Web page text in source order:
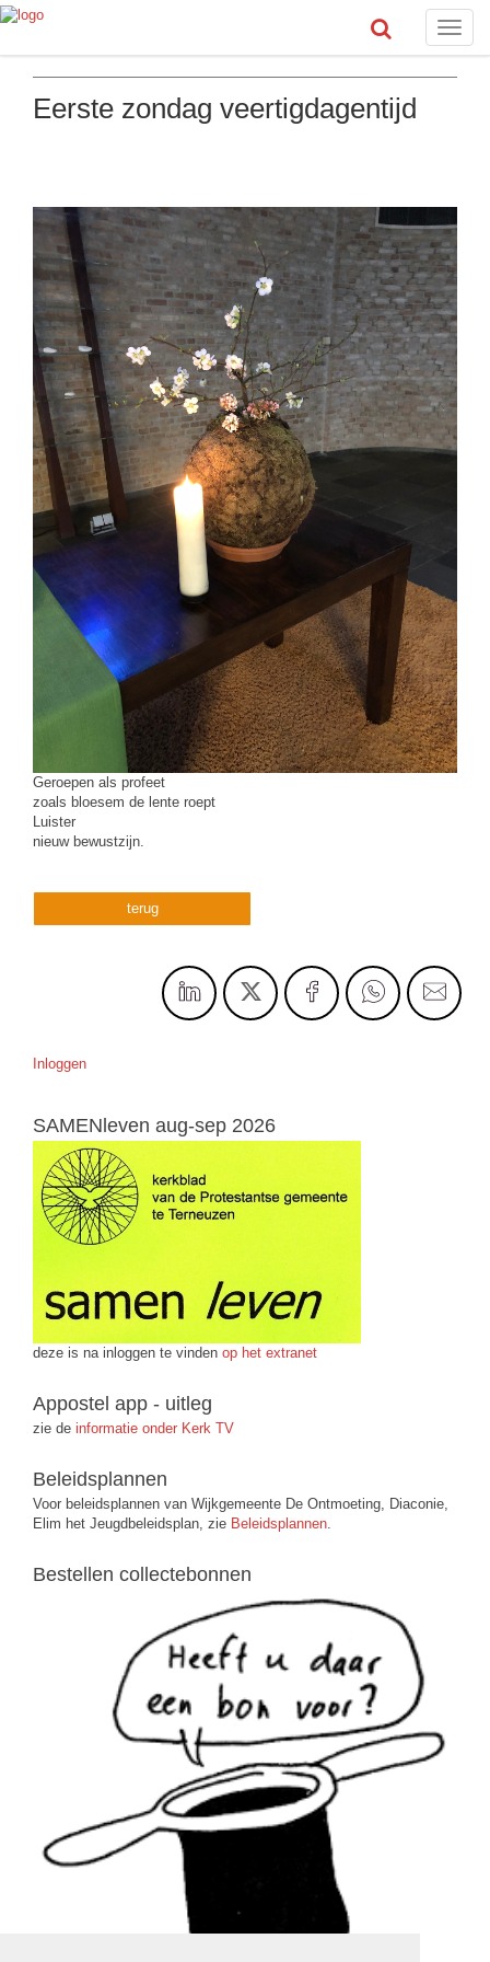
Toggle
Eerste zondag veertigdagentijd
Geroepen als profeet
zoals bloesem de lente roept
Luister
nieuw bewustzijn.
terug
Inloggen
SAMENleven aug-sep 2026
deze is na inloggen te vinden op het extranet
Appostel app - uitleg
zie de informatie onder Kerk TV
Beleidsplannen
Voor beleidsplannen van Wijkgemeente De Ontmoeting, Diaconie,
Elim het Jeugdbeleidsplan, zie Beleidsplannen.
Bestellen collectebonnen